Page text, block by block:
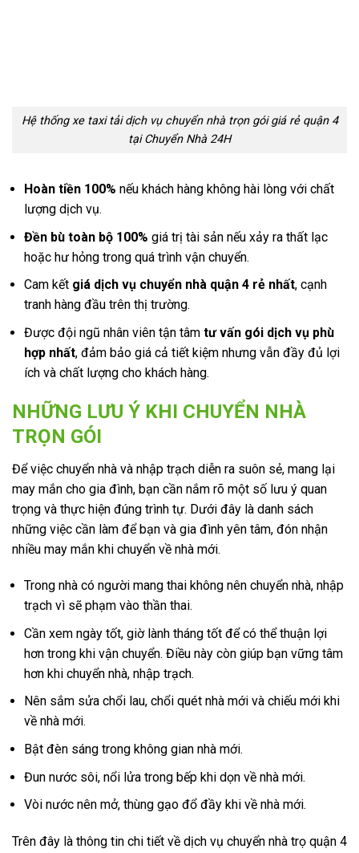
Hệ thống xe taxi tải dịch vụ chuyển nhà trọn gói giá rẻ quận 4
tại Chuyển Nhà 24H
Hoàn tiền 100% nếu khách hàng không hài lòng với chất
lượng dịch vụ.
Đền bù toàn bộ 100% giá trị tài sản nếu xảy ra thất lạc
hoặc hư hỏng trong quá trình vận chuyển.
Cam kết giá dịch vụ chuyển nhà quận 4 rẻ nhất, cạnh
tranh hàng đầu trên thị trường.
Được đội ngũ nhân viên tận tâm tư vấn gói dịch vụ phù
hợp nhất, đảm bảo giá cả tiết kiệm nhưng vẫn đầy đủ lợi
ích và chất lượng cho khách hàng.
NHỮNG LƯU Ý KHI CHUYỂN NHÀ
TRỌN GÓI
Để việc chuyển nhà và nhập trạch diễn ra suôn sẻ, mang lại
may mắn cho gia đình, bạn cần nắm rõ một số lưu ý quan
trọng và thực hiện đúng trình tự. Dưới đây là danh sách
những việc cần làm để bạn và gia đình yên tâm, đón nhận
nhiều may mắn khi chuyển về nhà mới.
Trong nhà có người mang thai không nên chuyển nhà, nhập
trạch vì sẽ phạm vào thần thai.
Cần xem ngày tốt, giờ lành tháng tốt để có thể thuận lợi
hơn trong khi vận chuyển. Điều này còn giúp bạn vững tâm
hơn khi chuyển nhà, nhập trạch.
Nên sắm sửa chổi lau, chổi quét nhà mới và chiếu mới khi
về nhà mới.
Bật đèn sáng trong không gian nhà mới.
Đun nước sôi, nổi lửa trong bếp khi dọn về nhà mới.
Vòi nước nên mở, thùng gạo đổ đầy khi về nhà mới.
Trên đây là thông tin chi tiết về dịch vụ chuyển nhà trọ quận 4